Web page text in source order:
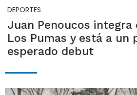
DEPORTES
Juan Penoucos integra
Los Pumas y está a un
esperado debut